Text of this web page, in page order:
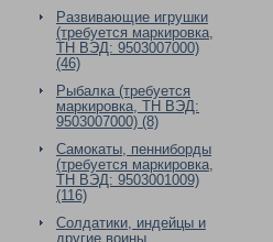
Развивающие игрушки
(требуется маркировка,
ТН ВЭД: 9503007000)
(46)
Рыбалка (требуется
маркировка, ТН ВЭД:
9503007000) (8)
Самокаты, пенниборды
(требуется маркировка,
ТН ВЭД: 9503001009)
(116)
Солдатики, индейцы и
другие воины